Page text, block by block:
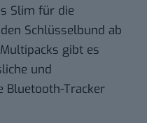
Slim für die
Schlüsselbund ab
gibt es
und
Bluetooth-Tracker